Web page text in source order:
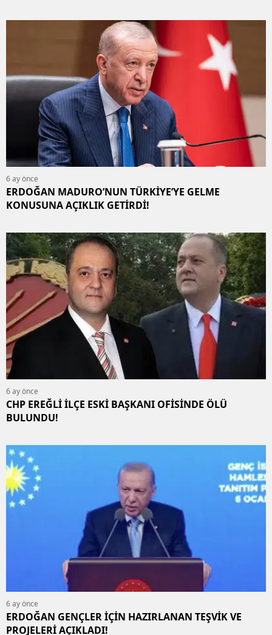
6 ay önce
ERDOĞAN MADURO’NUN TÜRKİYE’YE GELME
KONUSUNA AÇIKLIK GETİRDİ!
6 ay önce
CHP EREĞLİ İLÇE ESKİ BAŞKANI OFİSİNDE ÖLÜ
BULUNDU!
6 ay önce
ERDOĞAN GENÇLER İÇİN HAZIRLANAN TEŞVİK VE
PROJELERİ AÇIKLADI!